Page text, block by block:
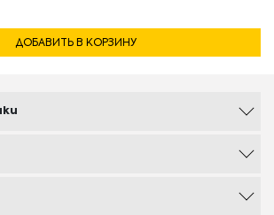
ДОБАВИТЬ В КОРЗИНУ